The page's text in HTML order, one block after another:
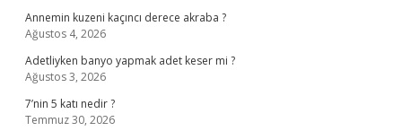
Annemin kuzeni kaçıncı derece akraba ?
Ağustos 4, 2026
Adetliyken banyo yapmak adet keser mi ?
Ağustos 3, 2026
7’nin 5 katı nedir ?
Temmuz 30, 2026